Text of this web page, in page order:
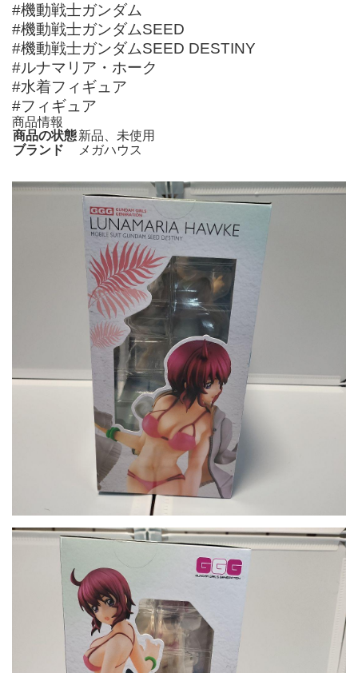
#機動戦士ガンダム
#機動戦士ガンダムSEED
#機動戦士ガンダムSEED DESTINY
#ルナマリア・ホーク
#水着フィギュア
#フィギュア
商品情報
商品の状態新品、未使用
ブランド
メガハウス